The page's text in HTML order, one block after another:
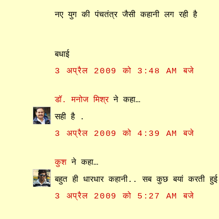
नए युग की पंचतंत्र जैसी कहानी लग रही है
बधाई
3 अप्रैल 2009 को 3:48 AM बजे
डॉ. मनोज मिश्रने कहा…
सही है .
3 अप्रैल 2009 को 4:39 AM बजे
कुशने कहा…
बहुत ही धारधार कहानी.. सब कुछ बयां करती
3 अप्रैल 2009 को 5:27 AM बजे